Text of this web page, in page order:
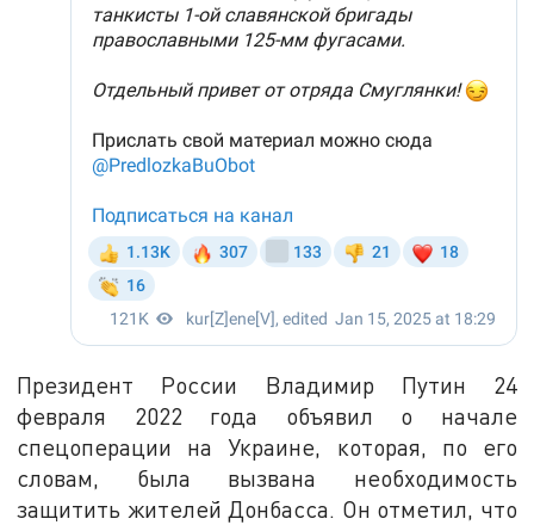
Президент России Владимир Путин 24
февраля 2022 года объявил о начале
спецоперации на Украине, которая, по его
словам, была вызвана необходимость
защитить жителей Донбасса. Он отметил, что